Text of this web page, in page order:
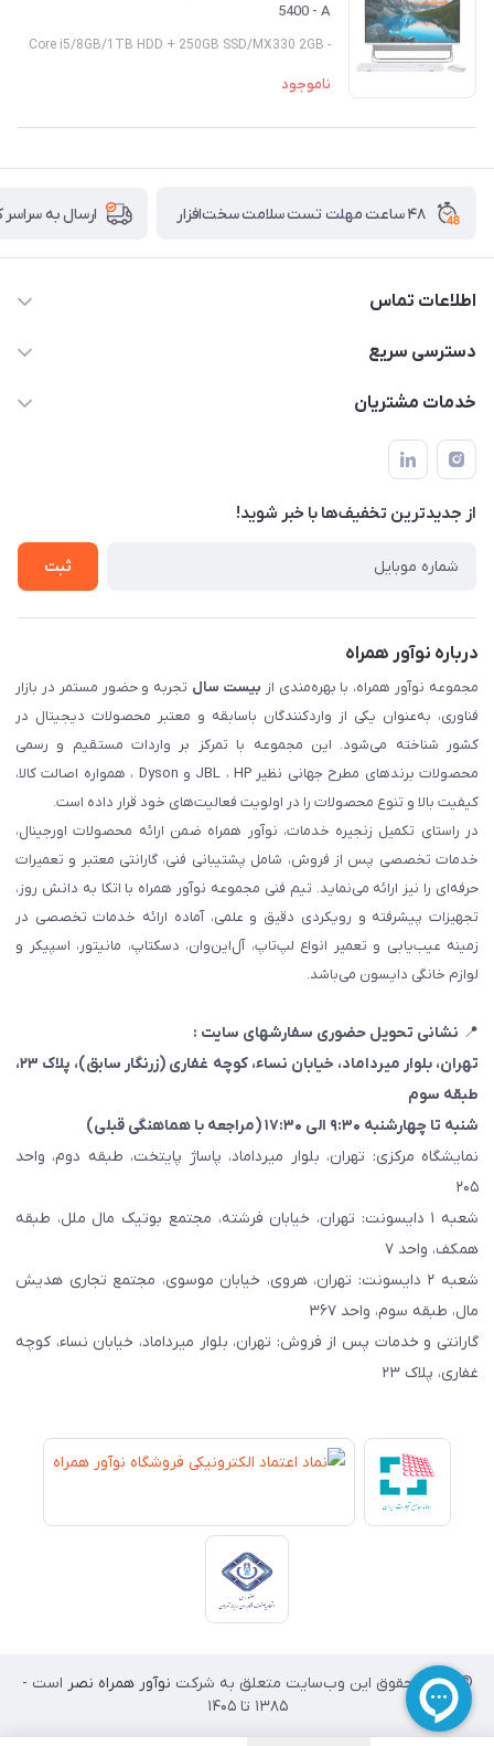
5400 - A
- Core i5/8GB/1TB HDD + 250GB SSD/MX330 2GB
ناموجود
۴۸ ساعت مهلت تست سلامت سخت‌افزار ارسال به
اطلاعات تماس
02122913967
۲۳، طبقه سوم
دسترسی سریع
لیست محصولات
حساب کاربری
تماس با ما
خدمات مشتریان
قوانین و مقررات
حریم خصوصی
شرایط گارانتی
ثبت شکایت
از جدید‌ترین تخفیف‌ها با‌ خبر شوید!
ثبت
درباره نوآور همراه
مجموعه نوآور همراه، با بهره‌مندی از بیست سال تجربه و حضور مستمر در بازار
فناوری، به‌عنوان یکی از واردکنندگان باسابقه و معتبر محصولات دیجیتال در
کشور شناخته می‌شود. این مجموعه با تمرکز بر واردات مستقیم و رسمی
محصولات برندهای مطرح جهانی نظیر JBL ، HP و Dyson ، همواره اصالت کالا،
کیفیت بالا و تنوع محصولات را در اولویت فعالیت‌های خود قرار داده است.
در راستای تکمیل زنجیره خدمات، نوآور همراه ضمن ارائه محصولات اورجینال،
خدمات تخصصی پس از فروش، شامل پشتیبانی فنی، گارانتی معتبر و تعمیرات
حرفه‌ای را نیز ارائه می‌نماید. تیم فنی مجموعه نوآور همراه با اتکا به دانش روز،
تجهیزات پیشرفته و رویکردی دقیق و علمی، آماده ارائه خدمات تخصصی در
زمینه عیب‌یابی و تعمیر انواع لپ‌تاپ، آل‌این‌وان، دسکتاپ، مانیتور، اسپیکر و
لوازم خانگی دایسون می‌باشد.
📍 نشانی تحویل حضوری سفارشهای سایت :
تهران، بلوار میرداماد، خیابان نساء، کوچه غفاری (زرنگار سابق)
، پلاک ۲۳،
طبقه سوم
شنبه تا چهارشنبه ۹:۳۰ الی ۱۷:۳۰ (مراجعه با هماهنگی قبلی)
نمایشگاه مرکزی: تهران، بلوار میرداماد، پاساژ پایتخت، طبقه دوم، واحد
۲۰۵
شعبه ۱ دایسونت: تهران، خیابان فرشته، مجتمع بوتیک مال ملل، طبقه
همکف، واحد ۷
شعبه ۲ دایسونت: تهران، هروی، خیابان موسوی، مجتمع تجاری هدیش
مال، طبقه سوم، واحد ۳۶۷
گارانتی و خدمات پس از فروش: تهران، بلوار میرداماد، خیابان نساء، کوچه
غفاری، پلاک ۲۳
© تمامی حقوق این وب‌سایت متعلق به شرکت نوآور همراه نصر است -
۱۳۸۵ تا 1405